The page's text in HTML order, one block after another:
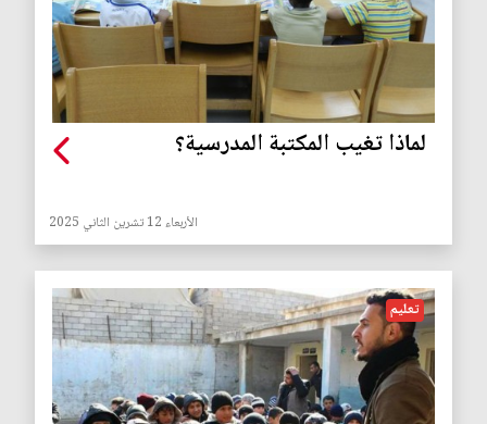
لماذا تغيب المكتبة المدرسية؟
الأربعاء 12 تشرين الثاني 2025
تعليم